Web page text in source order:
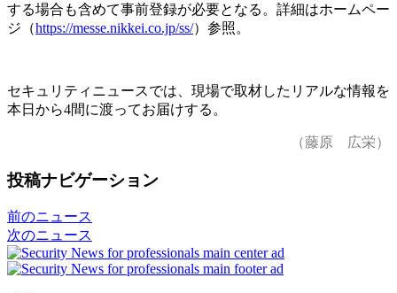
する場合も含めて事前登録が必要となる。詳細はホームペー
ジ（https://messe.nikkei.co.jp/ss/）参照。
セキュリティニュースでは、現場で取材したリアルな情報を
本日から4間に渡ってお届けする。
（藤原 広栄）
投稿ナビゲーション
前のニュース
次のニュース